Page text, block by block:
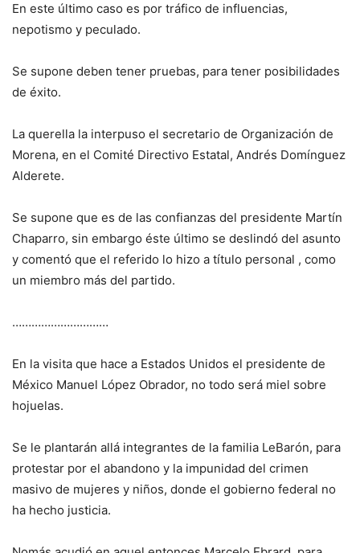
En este último caso es por tráfico de influencias,
nepotismo y peculado.
Se supone deben tener pruebas, para tener posibilidades
de éxito.
La querella la interpuso el secretario de Organización de
Morena, en el Comité Directivo Estatal, Andrés Domínguez
Alderete.
Se supone que es de las confianzas del presidente Martín
Chaparro, sin embargo éste último se deslindó del asunto
y comentó que el referido lo hizo a título personal , como
un miembro más del partido.
…………………………
En la visita que hace a Estados Unidos el presidente de
México Manuel López Obrador, no todo será miel sobre
hojuelas.
Se le plantarán allá integrantes de la familia LeBarón, para
protestar por el abandono y la impunidad del crimen
masivo de mujeres y niños, donde el gobierno federal no
ha hecho justicia.